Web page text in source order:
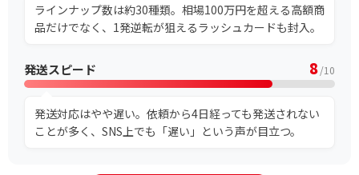
ラインナップ数は約30種類。相場100万円を超える高額商
品だけでなく、1発逆転が狙えるラッシュカードも封入。
発送スピード 8/10
発送対応はやや遅い。依頼から4日経っても発送されない
ことが多く、SNS上でも「遅い」という声が目立つ。